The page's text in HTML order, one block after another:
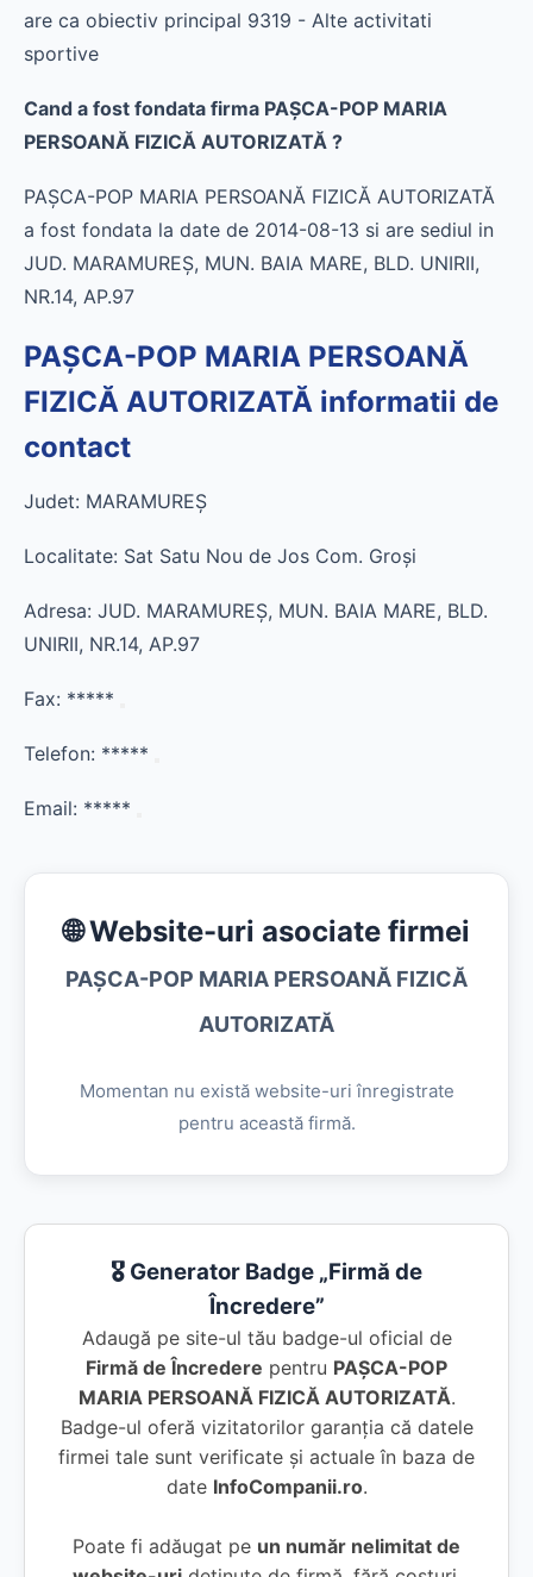
are ca obiectiv principal 9319 - Alte activitati
sportive
Cand a fost fondata firma PAŞCA-POP MARIA
PERSOANĂ FIZICĂ AUTORIZATĂ ?
PAŞCA-POP MARIA PERSOANĂ FIZICĂ AUTORIZATĂ
a fost fondata la date de 2014-08-13 si are sediul in
JUD. MARAMUREŞ, MUN. BAIA MARE, BLD. UNIRII,
NR.14, AP.97
PAŞCA-POP MARIA PERSOANĂ
FIZICĂ AUTORIZATĂ informatii de
contact
Judet: MARAMUREŞ
Localitate: Sat Satu Nou de Jos Com. Groşi
Adresa: JUD. MARAMUREŞ, MUN. BAIA MARE, BLD.
UNIRII, NR.14, AP.97
Fax: *****
Telefon: *****
Email: *****
🌐 Website-uri asociate firmei
PAŞCA-POP MARIA PERSOANĂ FIZICĂ
AUTORIZATĂ
Momentan nu există website-uri înregistrate
pentru această firmă.
🎖️ Generator Badge „Firmă de
Încredere”
Adaugă pe site-ul tău badge-ul oficial de
Firmă de Încredere pentru PAŞCA-POP
MARIA PERSOANĂ FIZICĂ AUTORIZATĂ.
Badge-ul oferă vizitatorilor garanția că datele
firmei tale sunt verificate și actuale în baza de
date InfoCompanii.ro.
Poate fi adăugat pe un număr nelimitat de